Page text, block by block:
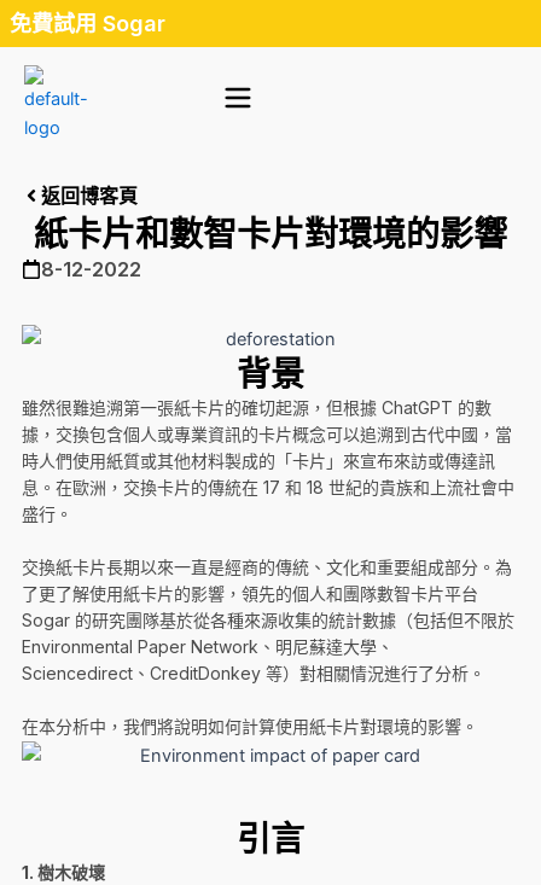
Skip
to
content
免費試用 Sogar
返回博客頁
紙卡片和數智卡片對環境的影響
8-12-2022
背景
雖然很難追溯第一張紙卡片的確切起源，但根據 ChatGPT 的數
據，交換包含個人或專業資訊的卡片概念可以追溯到古代中國，當
時人們使用紙質或其他材料製成的「卡片」來宣布來訪或傳達訊
息。在歐洲，交換卡片的傳統在 17 和 18 世紀的貴族和上流社會中
盛行。
交換紙卡片長期以來一直是經商的傳統、文化和重要組成部分。為
了更了解使用紙卡片的影響，領先的個人和團隊數智卡片平台
Sogar 的研究團隊基於從各種來源收集的統計數據（包括但不限於
Environmental Paper Network、明尼蘇達大學、
Sciencedirect、CreditDonkey 等）對相關情況進行了分析。
在本分析中，我們將說明如何計算使用紙卡片對環境的影響。
引言
1. 樹木破壞